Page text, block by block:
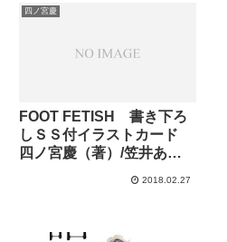
四ノ宮慶
FOOT FETISH 書き下ろ
しＳＳ付イラストカード
四ノ宮慶（著）/笠井あゆ
2018.02.27